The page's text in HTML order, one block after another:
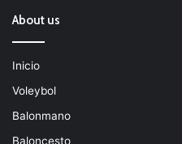
About us
Inicio
Voleybol
Balonmano
Baloncesto